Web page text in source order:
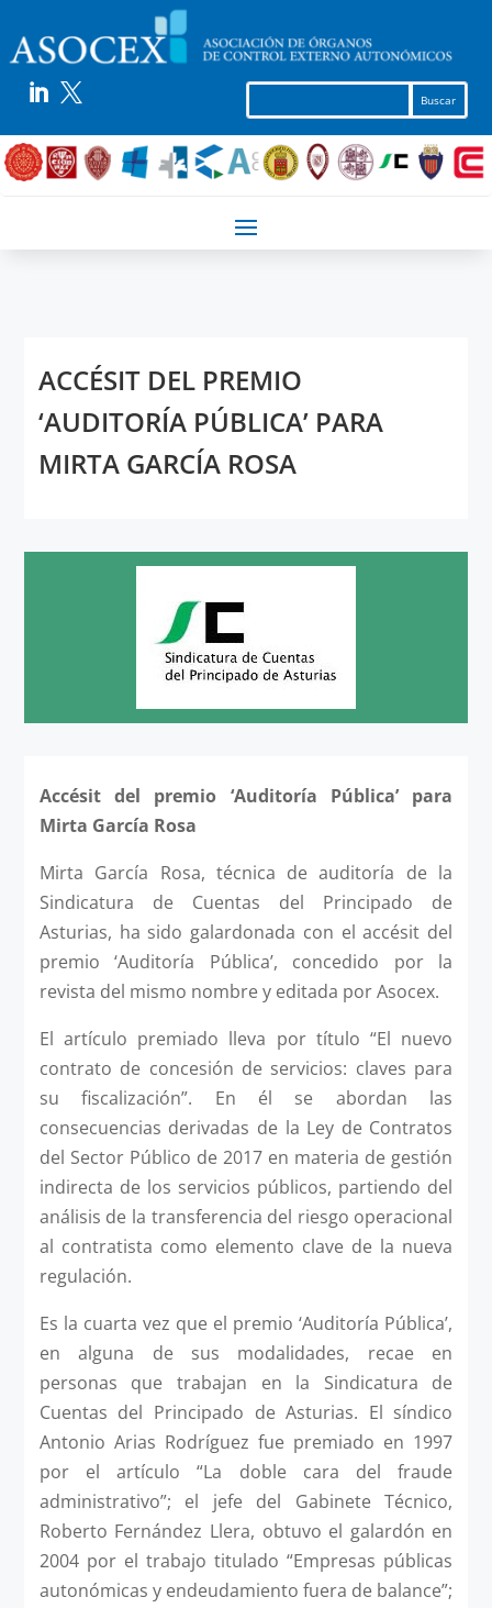
 
ACCÉSIT DEL PREMIO
‘AUDITORÍA PÚBLICA’ PARA
MIRTA GARCÍA ROSA
Accésit del premio ‘Auditoría Pública’ para
Mirta García Rosa
Mirta García Rosa, técnica de auditoría de la
Sindicatura de Cuentas del Principado de
Asturias, ha sido galardonada con el accésit del
premio ‘Auditoría Pública’, concedido por la
revista del mismo nombre y editada por Asocex.
El artículo premiado lleva por título “El nuevo
contrato de concesión de servicios: claves para
su fiscalización”. En él se abordan las
consecuencias derivadas de la Ley de Contratos
del Sector Público de 2017 en materia de gestión
indirecta de los servicios públicos, partiendo del
análisis de la transferencia del riesgo operacional
al contratista como elemento clave de la nueva
regulación.
Es la cuarta vez que el premio ‘Auditoría Pública’,
en alguna de sus modalidades, recae en
personas que trabajan en la Sindicatura de
Cuentas del Principado de Asturias. El síndico
Antonio Arias Rodríguez fue premiado en 1997
por el artículo “La doble cara del fraude
administrativo”; el jefe del Gabinete Técnico,
Roberto Fernández Llera, obtuvo el galardón en
2004 por el trabajo titulado “Empresas públicas
autonómicas y endeudamiento fuera de balance”;